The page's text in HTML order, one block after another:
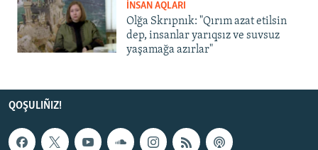
İNSAN AQLARI
Olğa Skrıpnık: "Qırım azat etilsin
dep, insanlar yarıqsız ve suvsuz
yaşamağa azırlar"
QOŞULIÑIZ!